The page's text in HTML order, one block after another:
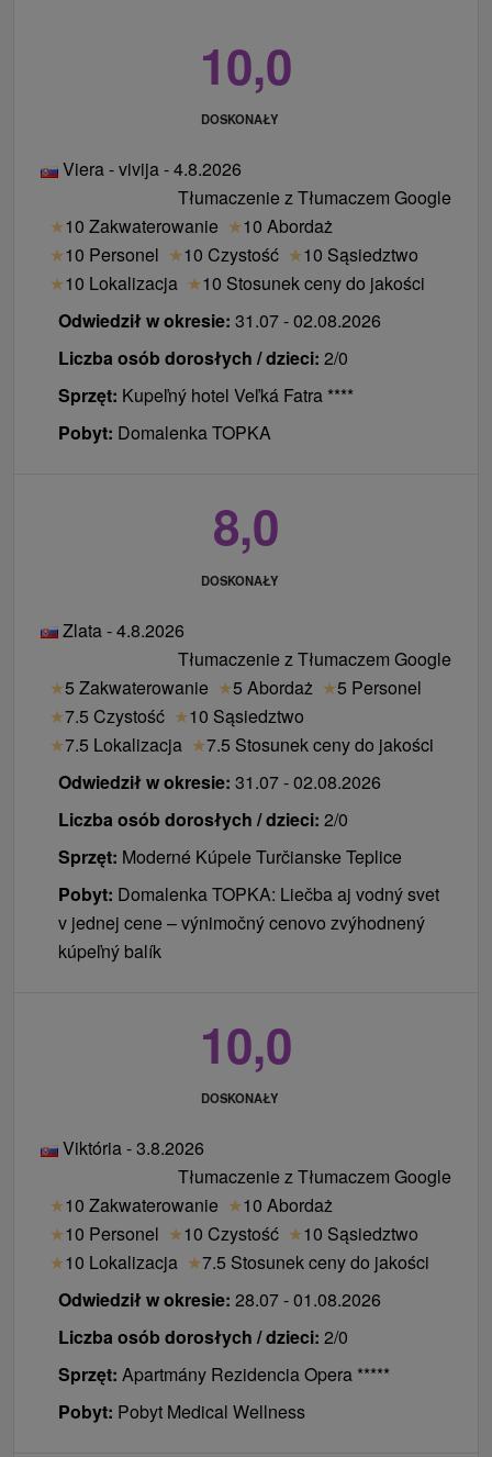
10,0
DOSKONAŁY
Viera - vivija - 4.8.2026
Tłumaczenie z Tłumaczem Google
★10 Zakwaterowanie ★10 Abordaż
★10 Personel ★10 Czystość ★10 Sąsiedztwo
★10 Lokalizacja ★10 Stosunek ceny do jakości
Odwiedził w okresie: 31.07 - 02.08.2026
Liczba osób dorosłych / dzieci: 2/0
Sprzęt: Kupeľný hotel Veľká Fatra ****
Pobyt: Domalenka TOPKA
8,0
DOSKONAŁY
Zlata - 4.8.2026
Tłumaczenie z Tłumaczem Google
★5 Zakwaterowanie ★5 Abordaż ★5 Personel
★7.5 Czystość ★10 Sąsiedztwo
★7.5 Lokalizacja ★7.5 Stosunek ceny do jakości
Odwiedził w okresie: 31.07 - 02.08.2026
Liczba osób dorosłych / dzieci: 2/0
Sprzęt: Moderné Kúpele Turčianske Teplice
Pobyt: Domalenka TOPKA: Liečba aj vodný svet
v jednej cene – výnimočný cenovo zvýhodnený
kúpeľný balík
10,0
DOSKONAŁY
Viktória - 3.8.2026
Tłumaczenie z Tłumaczem Google
★10 Zakwaterowanie ★10 Abordaż
★10 Personel ★10 Czystość ★10 Sąsiedztwo
★10 Lokalizacja ★7.5 Stosunek ceny do jakości
Odwiedził w okresie: 28.07 - 01.08.2026
Liczba osób dorosłych / dzieci: 2/0
Sprzęt: Apartmány Rezidencia Opera *****
Pobyt: Pobyt Medical Wellness